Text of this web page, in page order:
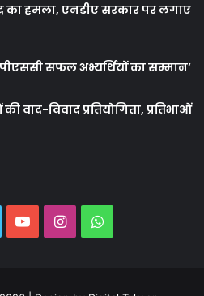
का हमला, एनडीए सरकार पर लगाए
सफल अभ्यर्थियों का सम्मान’
वाद-विवाद प्रतियोगिता, प्रतिभाओं
YouTubeInstagramWhatsApp